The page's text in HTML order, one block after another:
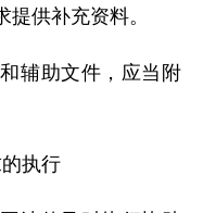
供补充资料。
辅助文件，应当附
执行